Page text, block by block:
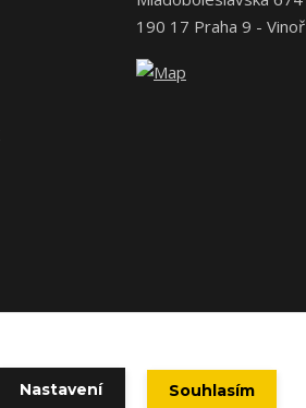
190 17 Praha 9 - Vinoř
Nastavení Souhlasím